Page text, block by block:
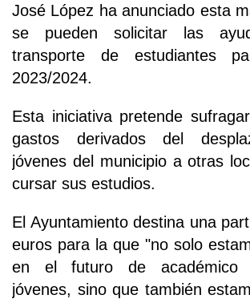
José López ha anunciado esta
se pueden solicitar las
transporte de estudiantes
2023/2024.
Esta iniciativa pretende
gastos derivados del
jóvenes del municipio a otras
cursar sus estudios.
El Ayuntamiento destina una
euros para la que "no solo
en el futuro de académico
jóvenes, sino que también